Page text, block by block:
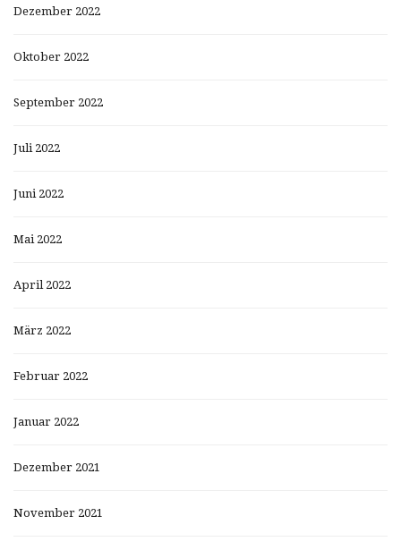
Dezember 2022
Oktober 2022
September 2022
Juli 2022
Juni 2022
Mai 2022
April 2022
März 2022
Februar 2022
Januar 2022
Dezember 2021
November 2021